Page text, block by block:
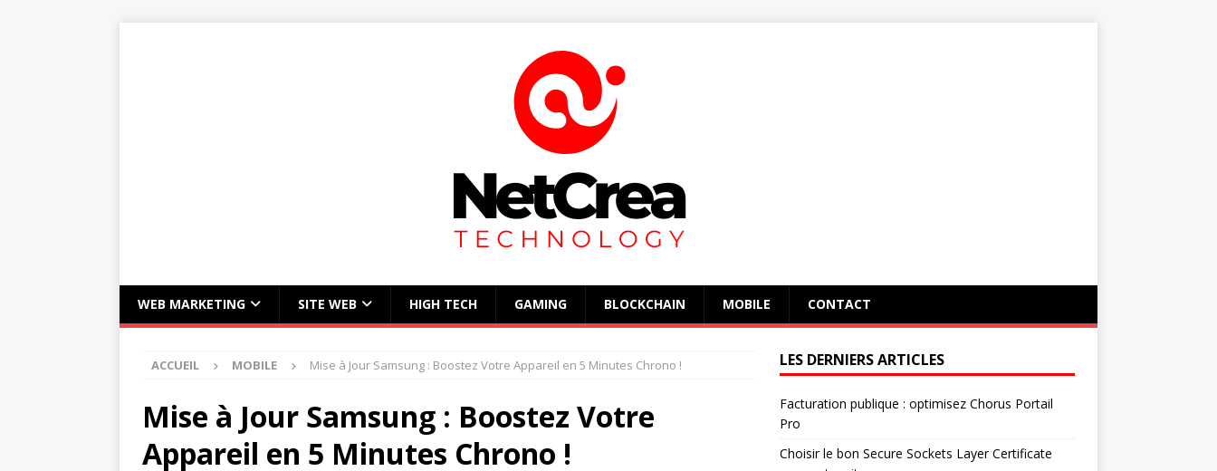
WEB MARKETING SITE WEB HIGH TECH GAMING BLOCKCHAIN MOBILE CONTACT
ACCUEIL MOBILE Mise à Jour Samsung : Boostez Votre Appareil en 5 Minutes Chrono !
Mise à Jour Samsung : Boostez Votre
Appareil en 5 Minutes Chrono !
LES DERNIERS ARTICLES
Facturation publique : optimisez Chorus Portail
Pro
Choisir le bon Secure Sockets Layer Certificate